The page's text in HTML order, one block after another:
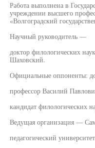
Работа выполнена в
учреждении высшего
«Волгоградский
Научный руководитель —
доктор филологических
Шаховский.
Официальные оппоненты:
профессор Василий
кандидат филологических
Ведущая организация —
педагогический